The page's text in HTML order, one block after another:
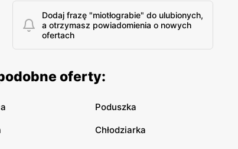
Dodaj frazę "miotłograbie" do ulubionych,
a otrzymasz powiadomienia o nowych
ofertach
oferty:
Poduszka
Chłodziarka